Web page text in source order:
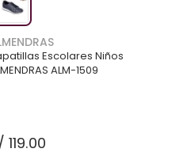
Escolares Niños
ALM-1509
119.00